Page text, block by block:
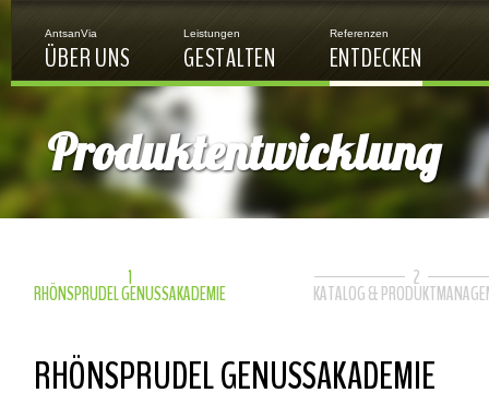
AntsanVia
ÜBER UNS
Leistungen
GESTALTEN
Referenzen
ENTDECKEN
Produktentwicklung
1
RHÖNSPRUDEL GENUSSAKADEMIE
2
KATALOG &
Zurück
RHÖNSPRUDEL GENUSSAKADEMIE